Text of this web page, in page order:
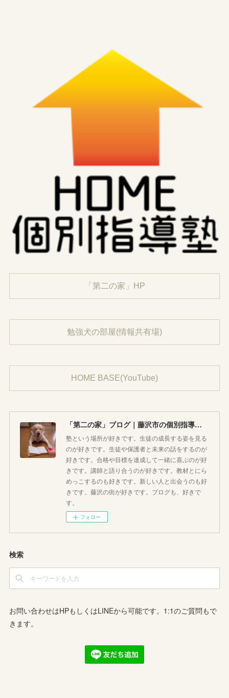
「第二の家」HP
勉強犬の部屋(情報共有場)
HOME BASE(YouTube)
「第二の家」ブログ｜藤沢市の個別指導塾のお話
塾という場所が好きです。生徒の成長する姿を見る
のが好きです。生徒や保護者と未来の話をするのが
好きです。合格や目標を達成して一緒に喜ぶのが好
きです。講師と語り合うのが好きです。教材とにら
めっこするのも好きです。新しい人と出会うのも好
きです。藤沢の街が好きです。ブログも、好きで
す。
フォロー
検索
お問い合わせはHPもしくはLINEから可能です。1:1のご質問もで
きます。